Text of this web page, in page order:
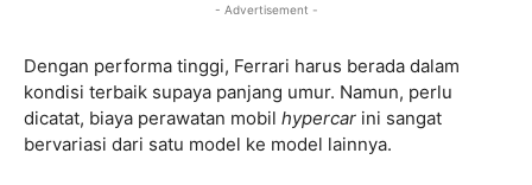
- Advertisement -
Dengan performa tinggi, Ferrari harus berada dalam
kondisi terbaik supaya panjang umur. Namun, perlu
dicatat, biaya perawatan mobil hypercar ini sangat
bervariasi dari satu model ke model lainnya.